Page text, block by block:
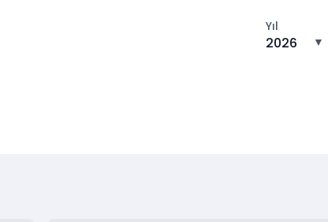
Yıl
2026 ▼